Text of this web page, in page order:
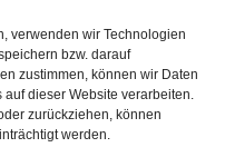
verwenden wir Technologien
bzw. darauf
zustimmen, können wir Daten
dieser Website verarbeiten.
zurückziehen, können
werden.
Cookies zu
Inhalt zu